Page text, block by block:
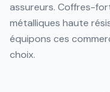
assureurs. Coffres-
métalliques haute
équipons ces
choix.